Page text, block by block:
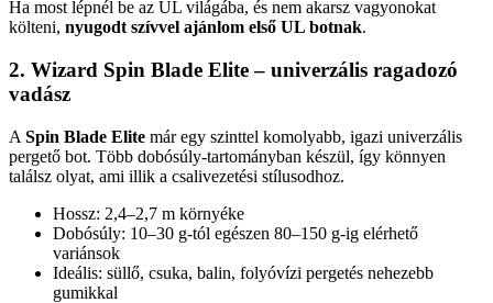
Ha most lépnél be az UL világába, és nem akarsz vagyonokat
költeni, nyugodt szívvel ajánlom első UL botnak.
2. Wizard Spin Blade Elite – univerzális ragadozó
vadász
A Spin Blade Elite már egy szinttel komolyabb, igazi univerzális
pergető bot. Több dobósúly-tartományban készül, így könnyen
találsz olyat, ami illik a csalivezetési stílusodhoz.
Hossz: 2,4–2,7 m környéke
Dobósúly: 10–30 g-tól egészen 80–150 g-ig elérhető
variánsok
Ideális: süllő, csuka, balin, folyóvízi pergetés nehezebb
gumikkal